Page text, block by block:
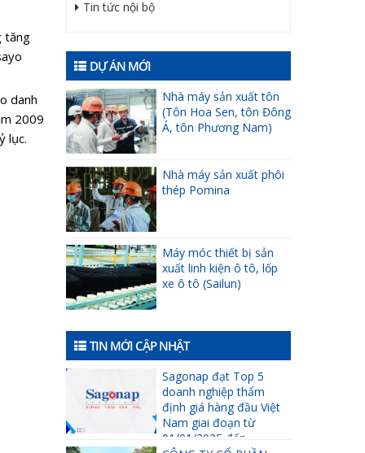
tăng
danh
2009
lục.
Tin tức nội bộ
DỰ ÁN MỚI
Nhà máy sản xuất tôn
(Tôn Hoa Sen, tôn Đông
Á, tôn Phương Nam)
Nhà máy sản xuất phôi
thép Pomina
Máy móc thiết bị sản
xuất linh kiện ô tô, lốp
xe ô tô (Sailun)
TIN MỚI CẬP NHẬT
Sagonap đạt Top 5
doanh nghiệp thẩm
định giá hàng đầu Việt
Nam giai đoạn từ
01/01/2025 đến